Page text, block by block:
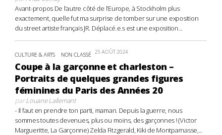
Avant-propos De l’autre côté de l’Europe, à Stockholm plus
exactement, quelle fut ma surprise de tomber sur une exposition
du street artiste français JR. Déplacé.e.s est une exposition...
CULTURE & ARTS NON CLASSÉ 25 AOÛT 2024
Coupe à la garçonne et charleston –
Portraits de quelques grandes figures
féminines du Paris des Années 20
parLouane Lallemant
- Il faut en prendre ton parti, maman. Depuis la guerre, nous
sommes toutes devenues, plus ou moins, des garçonnes ! (Victor
Margueritte, La Garçonne) Zelda Fitzgerald, Kiki de Montparnasse,...